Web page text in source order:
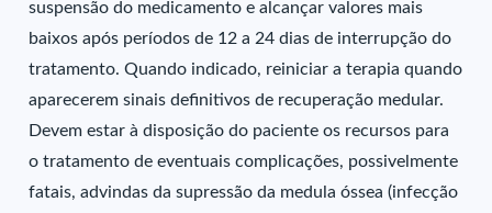
suspensão do medicamento e alcançar valores mais
baixos após períodos de 12 a 24 dias de interrupção do
tratamento. Quando indicado, reiniciar a terapia quando
aparecerem sinais definitivos de recuperação medular.
Devem estar à disposição do paciente os recursos para
o tratamento de eventuais complicações, possivelmente
fatais, advindas da supressão da medula óssea (infecção